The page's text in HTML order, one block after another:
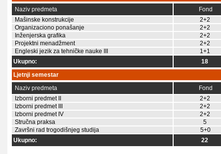
Naziv predmeta
Fond
Mašinske konstrukcije
2+2
Organizaciono ponašanje
2+2
Inženjerska grafika
2+2
Projektni menadžment
2+2
Engleski jezik za tehničke nauke III
1+1
Ukupno:
18
Ljetnji semestar
Naziv predmeta
Fond
Izborni predmet II
2+2
Izborni predmet III
2+2
Izborni predmet IV
2+2
Stručna praksa
5
Završni rad trogodišnjeg studija
5+0
Ukupno:
22